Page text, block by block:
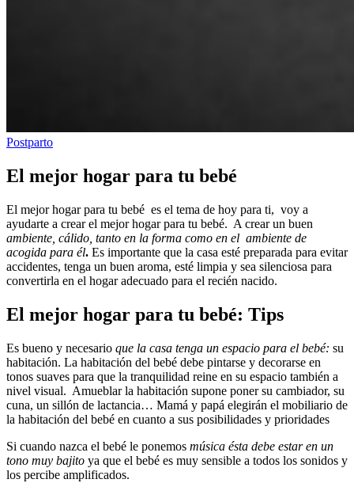
Postparto
El mejor hogar para tu bebé
El mejor hogar para tu bebé es el tema de hoy para ti, voy a
ayudarte a crear el mejor hogar para tu bebé. A crear un buen
ambiente, cálido, tanto en la forma como en el ambiente de
acogida para él. Es importante que la casa esté preparada para evitar
accidentes, tenga un buen aroma, esté limpia y sea silenciosa para
convertirla en el hogar adecuado para el recién nacido.
El mejor hogar para tu bebé: Tips
Es bueno y necesario que la casa tenga un espacio para el bebé: su
habitación. La habitación del bebé debe pintarse y decorarse en
tonos suaves para que la tranquilidad reine en su espacio también a
nivel visual. Amueblar la habitación supone poner su cambiador, su
cuna, un sillón de lactancia… Mamá y papá elegirán el mobiliario de
la habitación del bebé en cuanto a sus posibilidades y prioridades
Si cuando nazca el bebé le ponemos música ésta debe estar en un
tono muy bajito ya que el bebé es muy sensible a todos los sonidos y
los percibe amplificados.